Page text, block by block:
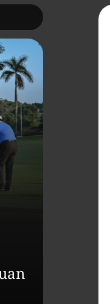
TKD
42
di
untuk pejabat
- Peristiwa